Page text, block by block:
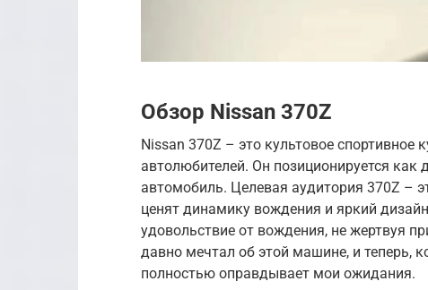
Обзор Nissan 370Z
Nissan 370Z – это культовое спортивное
автолюбителей. Он позиционируется
автомобиль. Целевая аудитория 370Z –
ценят динамику вождения и яркий
удовольствие от вождения, не жертвуя
давно мечтал об этой машине, и теперь,
полностью оправдывает мои ожидания.